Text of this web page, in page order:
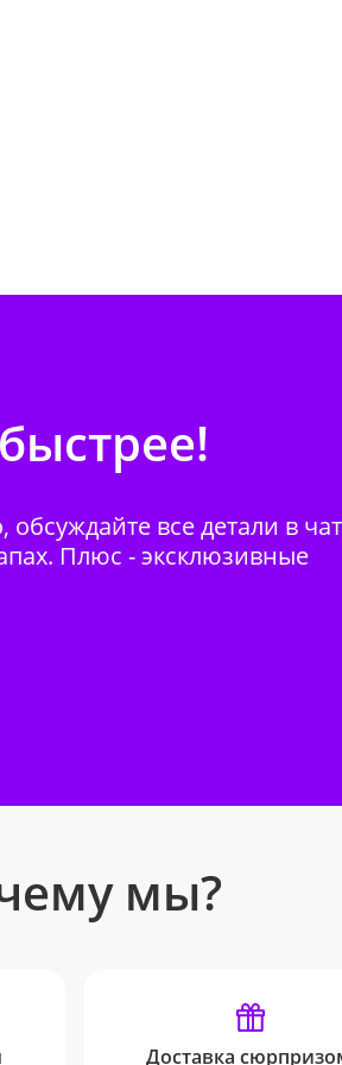
все детали в
Плюс - эксклюзивные
мы?
Доставка